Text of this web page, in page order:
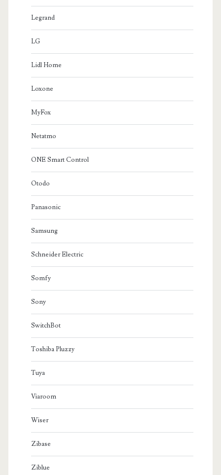
Legrand
LG
Lidl Home
Loxone
MyFox
Netatmo
ONE Smart Control
Otodo
Panasonic
Samsung
Schneider Electric
Somfy
Sony
SwitchBot
Toshiba Pluzzy
Tuya
Viaroom
Wiser
Zibase
Ziblue